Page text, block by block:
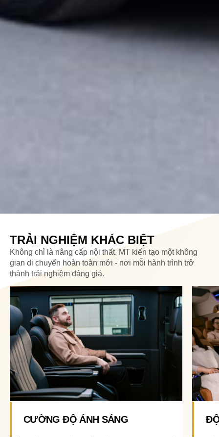
TRẢI NGHIỆM KHÁC BIỆT
Không chỉ là nâng cấp nội thất, MT kiến tạo một không
gian di chuyển hoàn toàn mới - nơi mỗi hành trình trở
thành trải nghiệm đáng giá.
CƯỜNG ĐỘ ÁNH SÁNG